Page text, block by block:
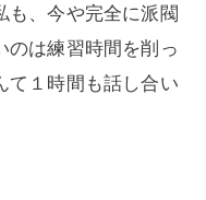
も、今や完全に派閥
のは練習時間を削っ
て１時間も話し合い